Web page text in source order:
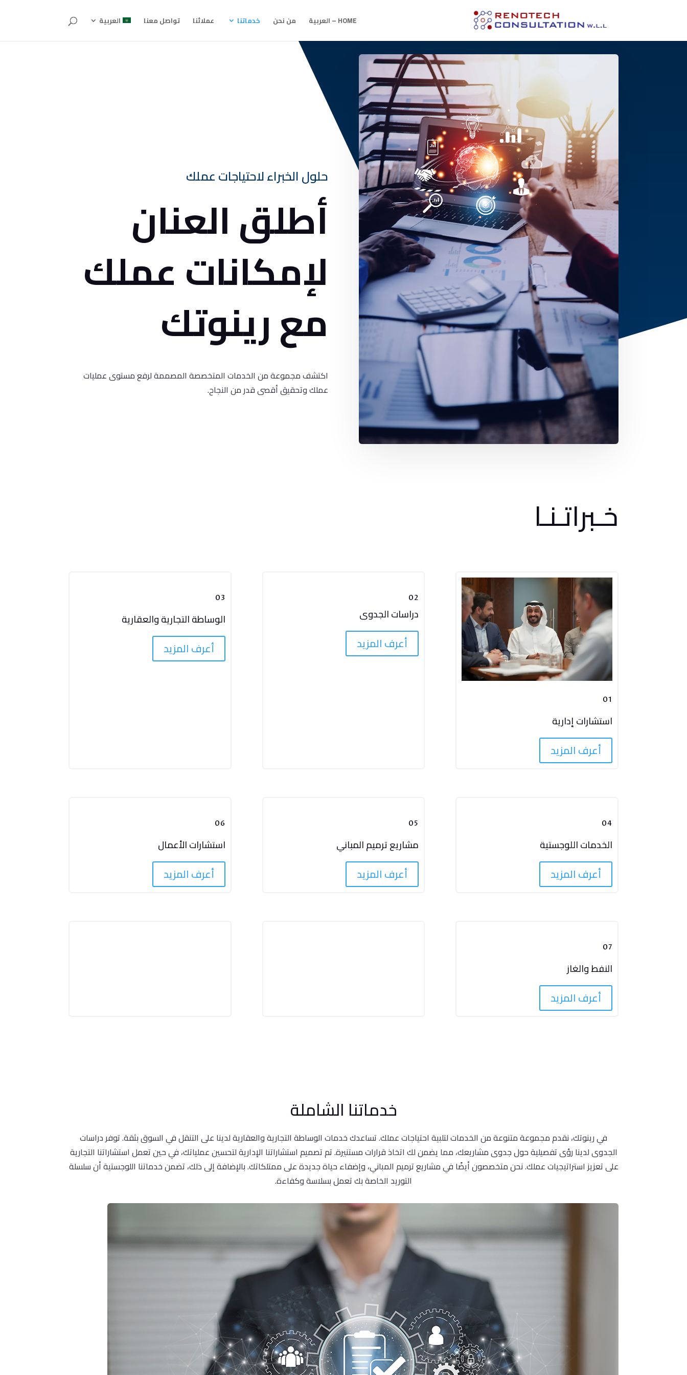
HOME – العربية من نحن خدماتنا عملائنا تواصل معنا العربية
حلول الخبراء لاحتياجات عملك
أطلق العنان
لإمكانات عملك
مع رينوتك
اكتشف مجموعة من الخدمات المتخصصة المصممة لرفع مستوى عمليات
عملك وتحقيق أقصى قدر من النجاح.
خـبراتـنـا
03
الوساطة التجارية والعقارية
أعرف المزيد
02
دراسات الجدوى
أعرف المزيد
01
استشارات إدارية
أعرف المزيد
06
استشارات الأعمال
أعرف المزيد
05
مشاريع ترميم المباني
أعرف المزيد
04
الخدمات اللوجستية
أعرف المزيد
07
النفط والغاز
أعرف المزيد
خدماتنا الشاملة
في رينوتك، نقدم مجموعة متنوعة من الخدمات لتلبية احتياجات عملك. تساعدك خدمات الوساطة التجارية والعقارية لدينا على التنقل في السوق بثقة. توفر دراسات
الجدوى لدينا رؤى تفصيلية حول جدوى مشاريعك، مما يضمن لك اتخاذ قرارات مستنيرة. تم تصميم استشاراتنا الإدارية لتحسين عملياتك، في حين تعمل استشاراتنا التجارية
على تعزيز استراتيجيات عملك. نحن متخصصون أيضًا في مشاريع ترميم المباني، وإضفاء حياة جديدة على ممتلكاتك. بالإضافة إلى ذلك، تضمن خدماتنا اللوجستية أن سلسلة
التوريد الخاصة بك تعمل بسلاسة وكفاءة.